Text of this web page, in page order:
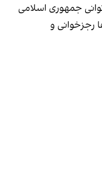
جمهوری اسلامی
رجزخوانی و